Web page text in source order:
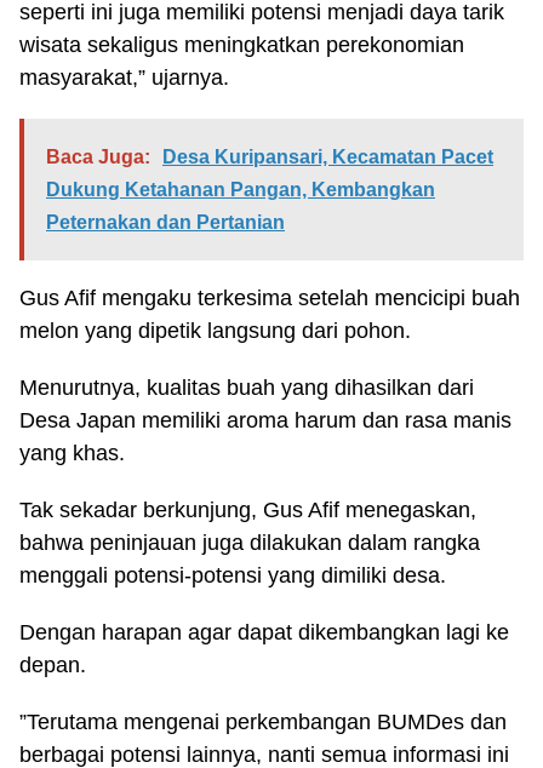
seperti ini juga memiliki potensi menjadi daya tarik
wisata sekaligus meningkatkan perekonomian
masyarakat,” ujarnya.
Baca Juga:
Desa Kuripansari, Kecamatan Pacet
Dukung Ketahanan Pangan, Kembangkan
Peternakan dan Pertanian
Gus Afif mengaku terkesima setelah mencicipi buah
melon yang dipetik langsung dari pohon.
Menurutnya, kualitas buah yang dihasilkan dari
Desa Japan memiliki aroma harum dan rasa manis
yang khas.
Tak sekadar berkunjung, Gus Afif menegaskan,
bahwa peninjauan juga dilakukan dalam rangka
menggali potensi-potensi yang dimiliki desa.
Dengan harapan agar dapat dikembangkan lagi ke
depan.
”Terutama mengenai perkembangan BUMDes dan
berbagai potensi lainnya, nanti semua informasi ini